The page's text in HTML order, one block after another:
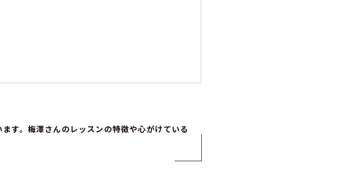
す。梅澤さんのレッスンの特徴や心がけている